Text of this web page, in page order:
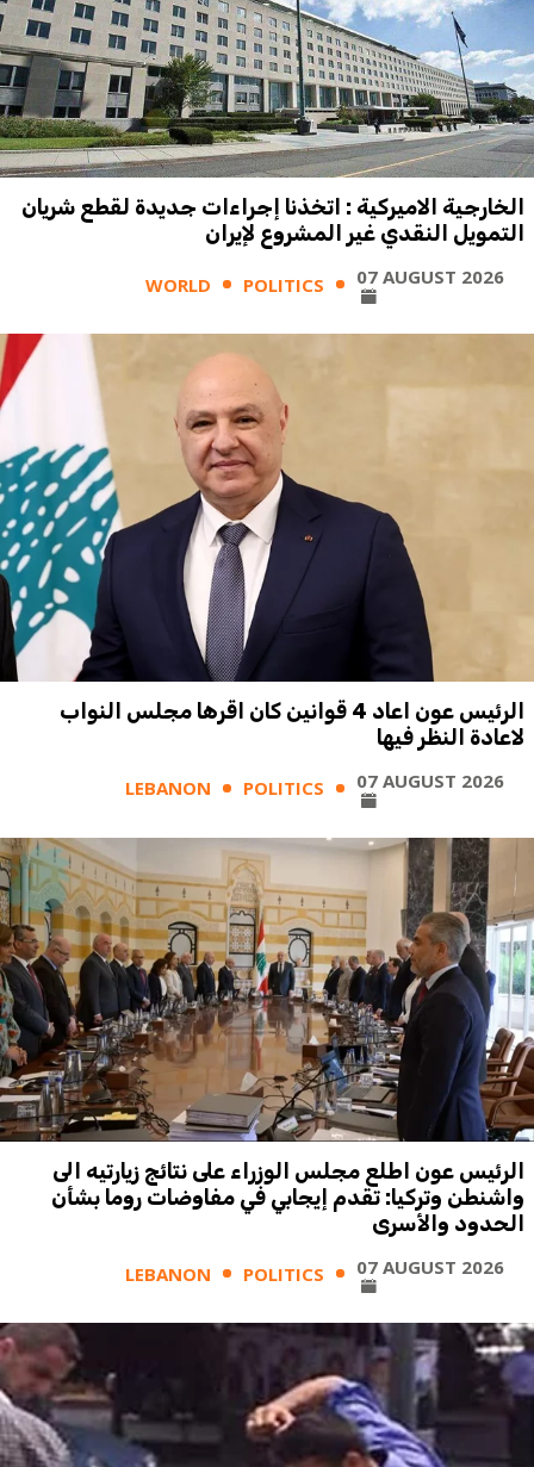
الخارجية الاميركية : اتخذنا إجراءات جديدة لقطع شريان
التمويل النقدي غير المشروع لإيران
WORLD POLITICS 07 AUGUST 2026
الرئيس عون اعاد 4 قوانين كان اقرها مجلس النواب
لاعادة النظر فيها
LEBANON POLITICS 07 AUGUST 2026
الرئيس عون اطلع مجلس الوزراء على نتائج زيارتيه الى
واشنطن وتركيا: تقدم إيجابي في مفاوضات روما بشأن
الحدود والأسرى
LEBANON POLITICS 07 AUGUST 2026